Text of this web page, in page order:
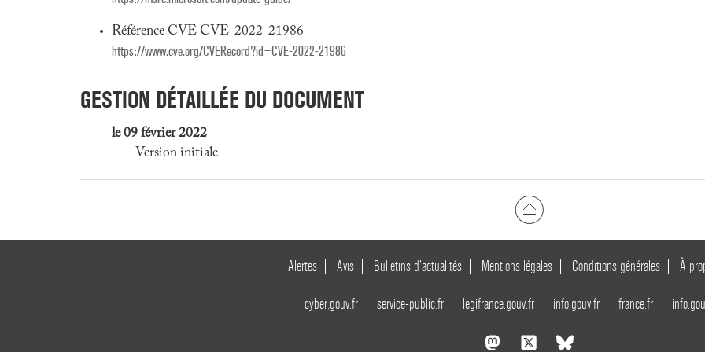
Référence CVE CVE-2022-21986
https://www.cve.org/CVERecord?id=CVE-2022-21986
GESTION DÉTAILLÉE DU DOCUMENT
le 09 février 2022
Version initiale
Alertes Avis Bulletins d’actualités Mentions légales Conditions générales À
cyber.gouv.fr service-public.fr legifrance.gouv.fr info.gouv.fr france.fr